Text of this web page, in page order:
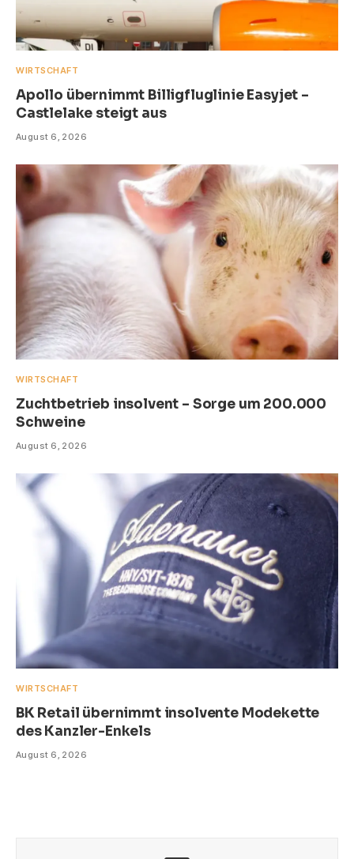
WIRTSCHAFT
Apollo übernimmt Billigfluglinie Easyjet –
Castlelake steigt aus
August 6, 2026
WIRTSCHAFT
Zuchtbetrieb insolvent – Sorge um 200.000
Schweine
August 6, 2026
WIRTSCHAFT
BK Retail übernimmt insolvente Modekette
des Kanzler-Enkels
August 6, 2026